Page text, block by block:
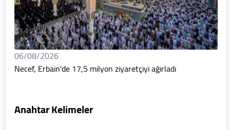
06/08/2026
Necef, Erbain'de 17,5 milyon ziyaretçiyi ağırladı
Anahtar Kelimeler